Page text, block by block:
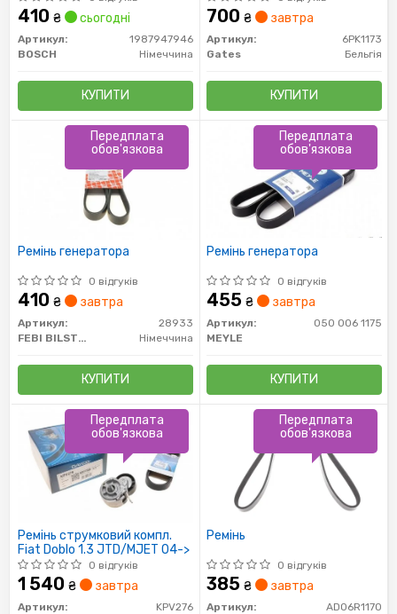
410 ₴ сьогодні
Артикул:
1987947946
BOSCH
Німеччина
КУПИТИ
700 ₴ завтра
Артикул:
6PK1173
Gates
Бельгія
КУПИТИ
Ремінь генератора
0 відгуків
410 ₴ завтра
Артикул:
28933
FEBI BILSTEIN
Німеччина
КУПИТИ
Передплата
обов'язкова
Ремінь генератора
0 відгуків
455 ₴ завтра
Артикул:
050 006 1175
MEYLE
КУПИТИ
Передплата
обов'язкова
Ремінь струмковий компл.
Fiat Doblo 1.3 JTD/MJET 04->
0 відгуків
1 540 ₴ завтра
Артикул:
KPV276
Передплата
обов'язкова
Ремінь
0 відгуків
385 ₴ завтра
Артикул:
AD06R1170
Передплата
обов'язкова